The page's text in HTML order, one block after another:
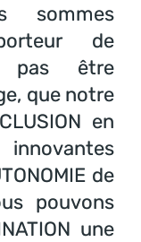
sommes
de
pas être
que notre
en
de
pouvons
une